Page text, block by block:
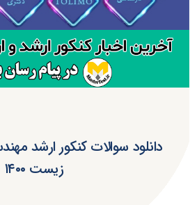
دانلود سوالات کنکور ارشد
زیست ۱۴۰۰